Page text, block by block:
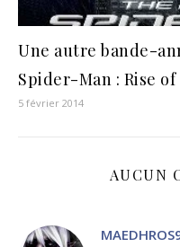
Une autre bande-
Spider-Man : Rise
5 février 2014
AUCUN